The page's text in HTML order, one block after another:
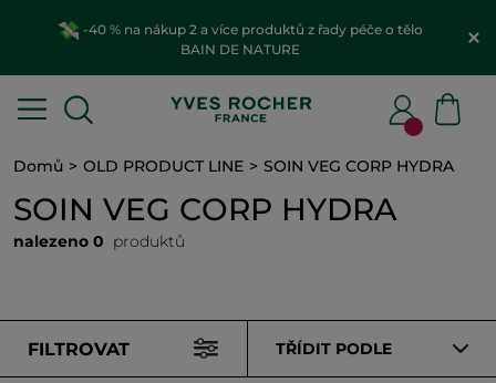
-40 % na nákup 2 a více produktů z řady péče o tělo
BAIN DE NATURE
Domů OLD PRODUCT LINE SOIN VEG CORP HYDRA
SOIN VEG CORP HYDRA
nalezeno 0 produktů
FILTROVAT TŘÍDIT PODLE